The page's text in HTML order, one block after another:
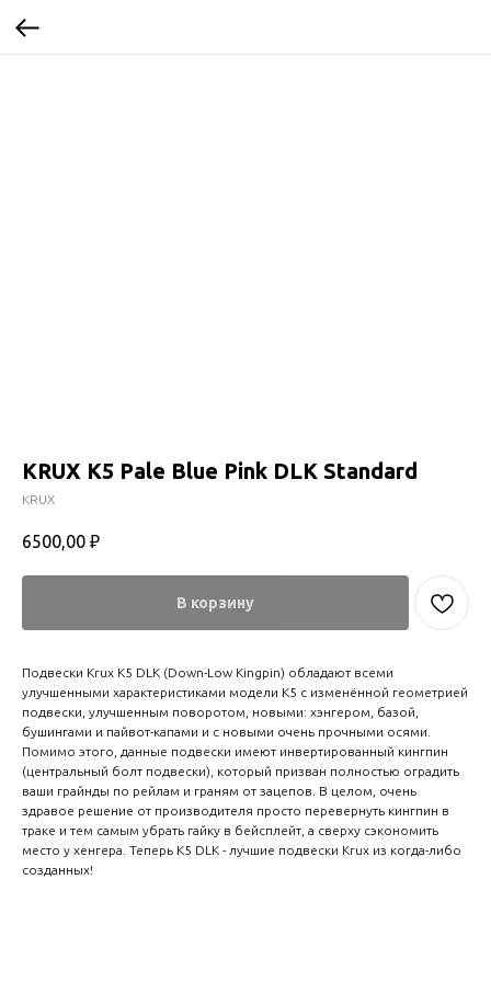
KRUX K5 Pale Blue Pink DLK Standard
KRUX
6500,00 ₽
В корзину
Подвески Krux K5 DLK (Down-Low Kingpin) обладают всеми
улучшенными характеристиками модели K5 с изменённой геометрией
подвески, улучшенным поворотом, новыми: хэнгером, базой,
бушингами и пайвот-капами и с новыми очень прочными осями.
Помимо этого, данные подвески имеют инвертированный кингпин
(центральный болт подвески), который призван полностью оградить
ваши грайнды по рейлам и граням от зацепов. В целом, очень
здравое решение от производителя просто перевернуть кингпин в
траке и тем самым убрать гайку в бейсплейт, а сверху сэкономить
место у хенгера. Теперь К5 DLK - лучшие подвески Krux из когда-либо
созданных!